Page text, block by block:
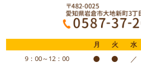
月 火 水
9：00～12：00
／